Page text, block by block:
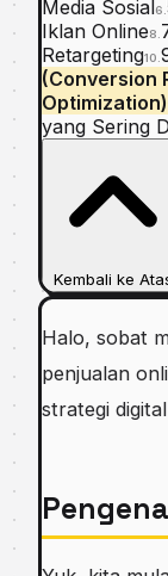
Media Sosial 6.
Iklan Online8.
Retargeting10.
(Conversion
Optimization)
yang Sering
Kembali ke
Halo, sobat
penjualan
strategi